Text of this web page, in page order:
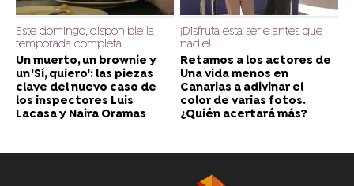
Este domingo, disponible la
temporada completa
Un muerto, un brownie y
un 'Sí, quiero': las piezas
clave del nuevo caso de
los inspectores Luis
Lacasa y Naira Oramas
¡Disfruta esta serie antes que
nadie!
Retamos a los actores de
Una vida menos en
Canarias a adivinar el
color de varias fotos.
¿Quién acertará más?